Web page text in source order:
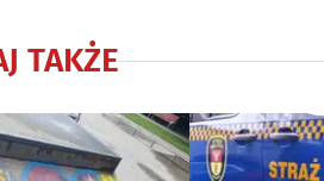
TAKŻE